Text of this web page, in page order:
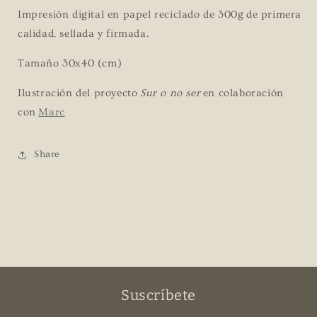
Impresión digital en papel reciclado de 300gde primera
calidad, sellada y firmada.
Tamaño 30x40 (cm)
Ilustración del proyecto Sur o no ser en colaboración
con Marc
Share
Suscríbete